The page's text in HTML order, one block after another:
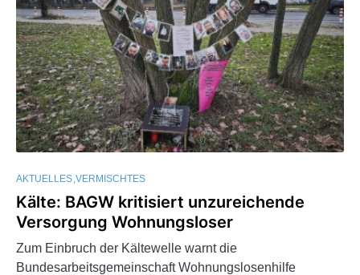
AKTUELLES VERMISCHTES
Kälte: BAGW kritisiert unzureichende
Versorgung Wohnungsloser
Zum Einbruch der Kältewelle warnt die
Bundesarbeitsgemeinschaft Wohnungslosenhilfe